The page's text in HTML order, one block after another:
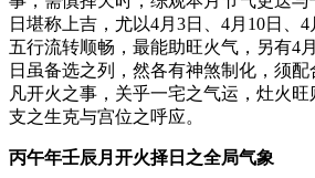
日堪称上吉，尤以4月3日、4月10日、4
五行流转顺畅，最能助旺火气，另有4
日虽备选之列，然各有神煞制化，须配
凡开火之事，关乎一宅之气运，灶火
支之生克与宫位之呼应。
丙午年壬辰月开火择日之全局气象